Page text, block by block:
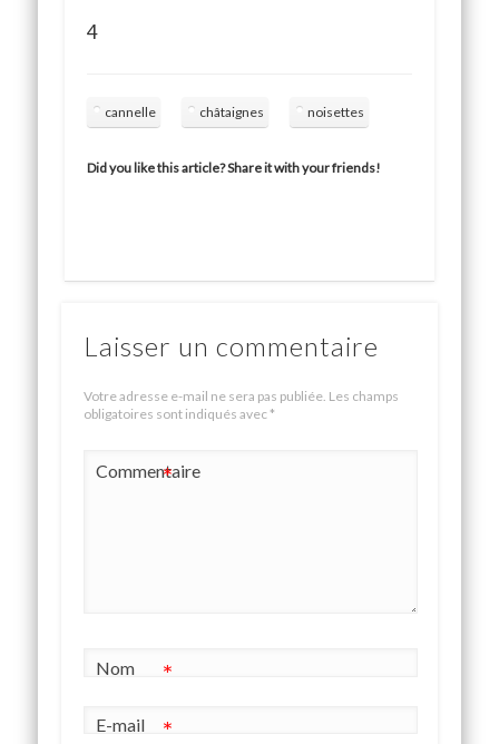
4
cannelle châtaignes noisettes
Did you like this article? Share it with your friends!
Laisser un commentaire
Votre adresse e-mail ne sera pas publiée. Les champs
obligatoires sont indiqués avec*
Commentaire
*
Nom *
E-mail *